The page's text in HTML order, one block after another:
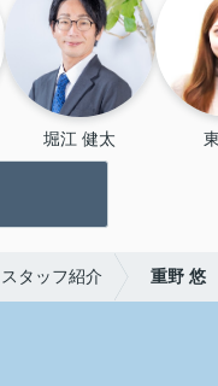
堀江 健太
スタッフ紹介 重野 悠